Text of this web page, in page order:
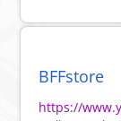
BFFstore
https://